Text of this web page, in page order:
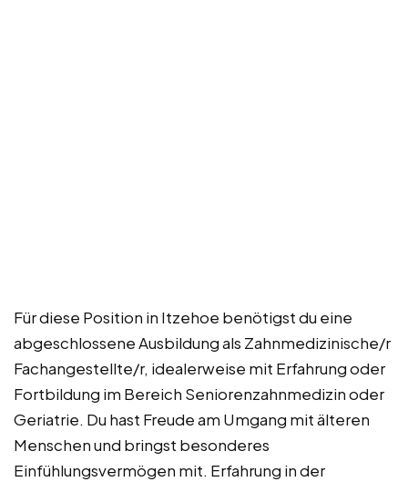
Für diese Position in Itzehoe benötigst du eine
abgeschlossene Ausbildung als Zahnmedizinische/r
Fachangestellte/r, idealerweise mit Erfahrung oder
Fortbildung im Bereich Seniorenzahnmedizin oder
Geriatrie. Du hast Freude am Umgang mit älteren
Menschen und bringst besonderes
Einfühlungsvermögen mit. Erfahrung in der